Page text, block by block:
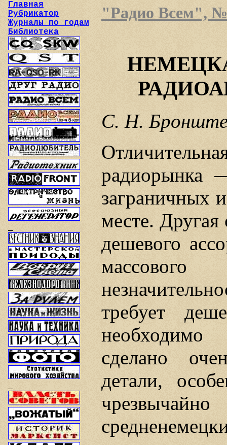
Главная
Рубрикатор
Журналы по годам
Библиотека
"Радио Всем",
С. Н.
радиорынка
заграничных
месте.
дешевого
требует
необходимо
сделано
детали,